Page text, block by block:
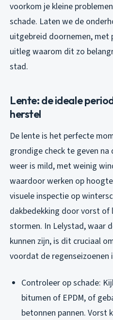
voorkom je kleine
schade. Laten we de
uitgebreid doornemen, met
uitleg waarom dit zo
stad.
Lente: de ideale
herstel
De lente is het perfecte
grondige check te geven
weer is mild, met weinig
waardoor werken op
visuele inspectie op
dakbedekking door vorst
stormen. In Lelystad, waar
kunnen zijn, is dit cruciaal
voordat de regenseizoenen
Controleer op schade:
bitumen of EPDM, of
betonnen pannen. Vorst